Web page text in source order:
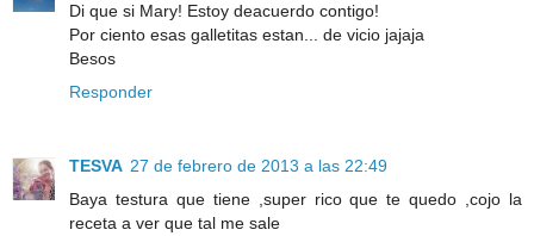
Di que si Mary! Estoy deacuerdo contigo!
Por ciento esas galletitas estan... de vicio jajaja
Besos
Responder
TESVA 27 de febrero de 2013 a las 22:49
Baya testura que tiene ,super rico que te quedo ,cojo la
receta a ver que tal me sale